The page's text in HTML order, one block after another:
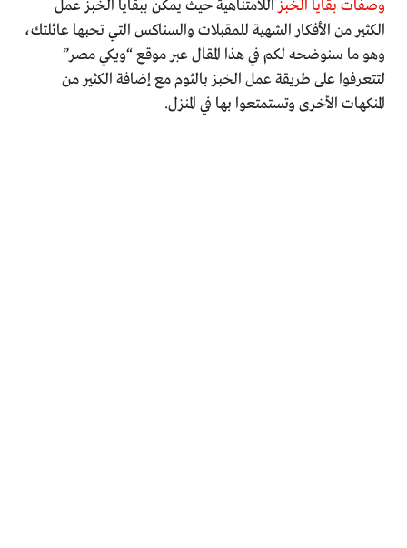
وصفات بقايا الخبزاللامتناهية حيث يمكن ببقايا الخبز عمل
الكثير من الأفكار الشهية للمقبلات والسناكس التي تحبها عائلتك،
وهو ما سنوضحه لكم في هذا المقال عبر موقع “ويكي مصر”
لتتعرفوا على طريقة عمل الخبز بالثوم مع إضافة الكثير من
المنكهات الأخرى وتستمتعوا بها في المنزل.